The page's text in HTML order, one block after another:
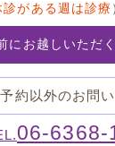
がある週は診療
にお越しいただ
約以外のお問
06-6368-